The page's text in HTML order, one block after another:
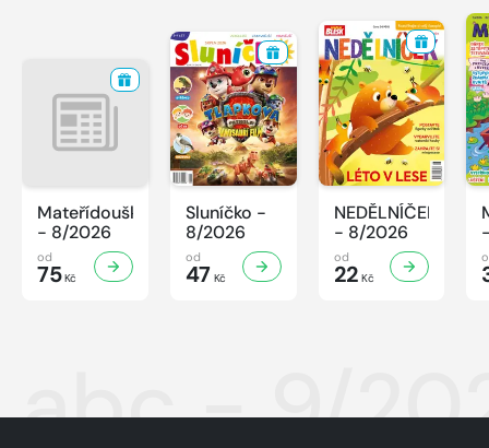
Mateřídouška
- 8/2026
od
75Kč
Sluníčko -
8/2026
od
47 Kč
NEDĚLNÍČEK
- 8/2026
od
22 Kč
abc - 9/